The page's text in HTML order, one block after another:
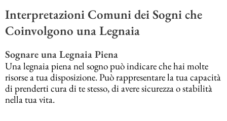
Interpretazioni Comuni dei Sogni che
Coinvolgono una Legnaia
Sognare una Legnaia Piena
Una legnaia piena nel sogno può indicare che hai molte
risorse a tua disposizione. Può rappresentare la tua capacità
di prenderti cura di te stesso, di avere sicurezza o stabilità
nella tua vita.